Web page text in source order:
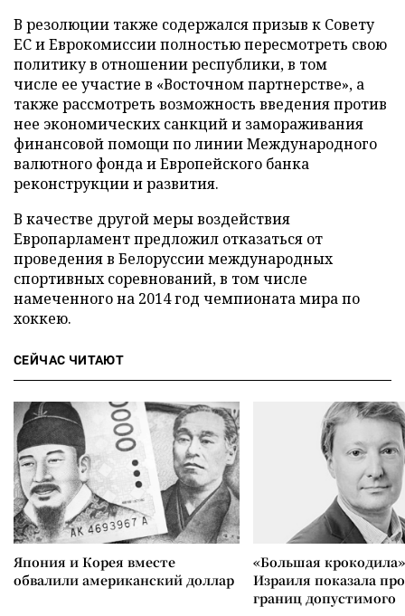
В резолюции также содержался призыв к Совету
ЕС и Еврокомиссии полностью пересмотреть свою
политику в отношении республики, в том
числе ее участие в «Восточном партнерстве», а
также рассмотреть возможность введения против
нее экономических санкций и замораживания
финансовой помощи по линии Международного
валютного фонда и Европейского банка
реконструкции и развития.
В качестве другой меры воздействия
Европарламент предложил отказаться от
проведения в Белоруссии международных
спортивных соревнований, в том числе
намеченного на 2014 год чемпионата мира по
хоккею.
СЕЙЧАС ЧИТАЮТ
Япония и Корея вместе
обвалили американский доллар
«Большая
Израиля показала
границ допустимого